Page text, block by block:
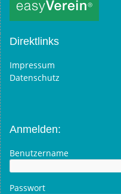
Direktlinks
Impressum
Datenschutz
Anmelden:
Benutzername
Passwort